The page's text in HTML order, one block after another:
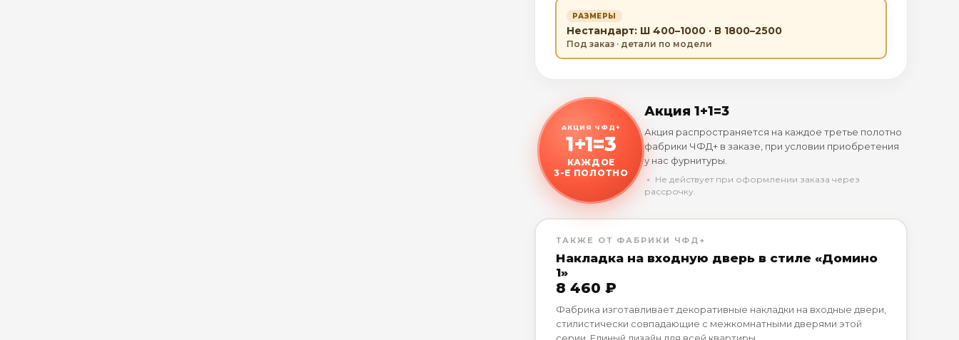
РАЗМЕРЫ
Нестандарт: Ш 400–1000 · В 1800–2500
Под заказ · детали по модели
АКЦИЯ ЧФД+
1+1=3
КАЖДОЕ
3-Е ПОЛОТНО
Акция 1+1=3
Акция распространяется на каждое третье полотно
фабрики ЧФД+ в заказе, при условии приобретения
у нас фурнитуры.
﹡ Не действует при оформлении заказа через
рассрочку.
ТАКЖЕ ОТ ФАБРИКИ ЧФД+
Накладка на входную дверь в стиле «Домино
1»
8 460 ₽
Фабрика изготавливает декоративные накладки на входные двери,
стилистически совпадающие с межкомнатными дверями этой
серии. Единый дизайн для всей квартиры.